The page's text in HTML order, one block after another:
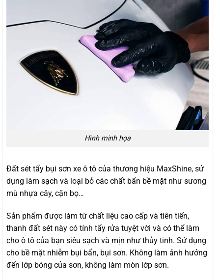
Hình minh họa
Đất sét tẩy bụi sơn xe ô tô của thương hiệu MaxShine, sử
dụng làm sạch và loại bỏ các chất bẩn bề mặt như sương
mù nhựa cây, cặn bọ…
Sản phẩm được làm từ chất liệu cao cấp và tiên tiến,
thanh đất sét này có tính tẩy rửa tuyệt vời và có thể làm
cho ô tô của bạn siêu sạch và mịn như thủy tinh. Sử dụng
cho bề mặt nhiễm bụi bẩn, bụi sơn. Không làm ảnh hưởng
đến lớp bóng của sơn, không làm mòn lớp sơn.